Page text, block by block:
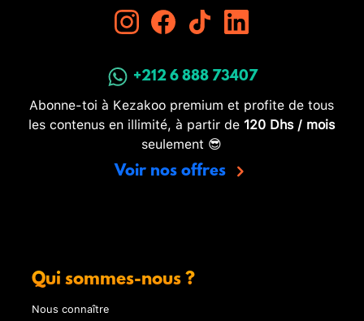
+212 6 888 73407
Abonne-toi à Kezakoo premium et profite de tous
les contenus en illimité, à partir de 120 Dhs / mois
seulement 😎
Voir nos offres
Qui sommes-nous ?
Nous connaître